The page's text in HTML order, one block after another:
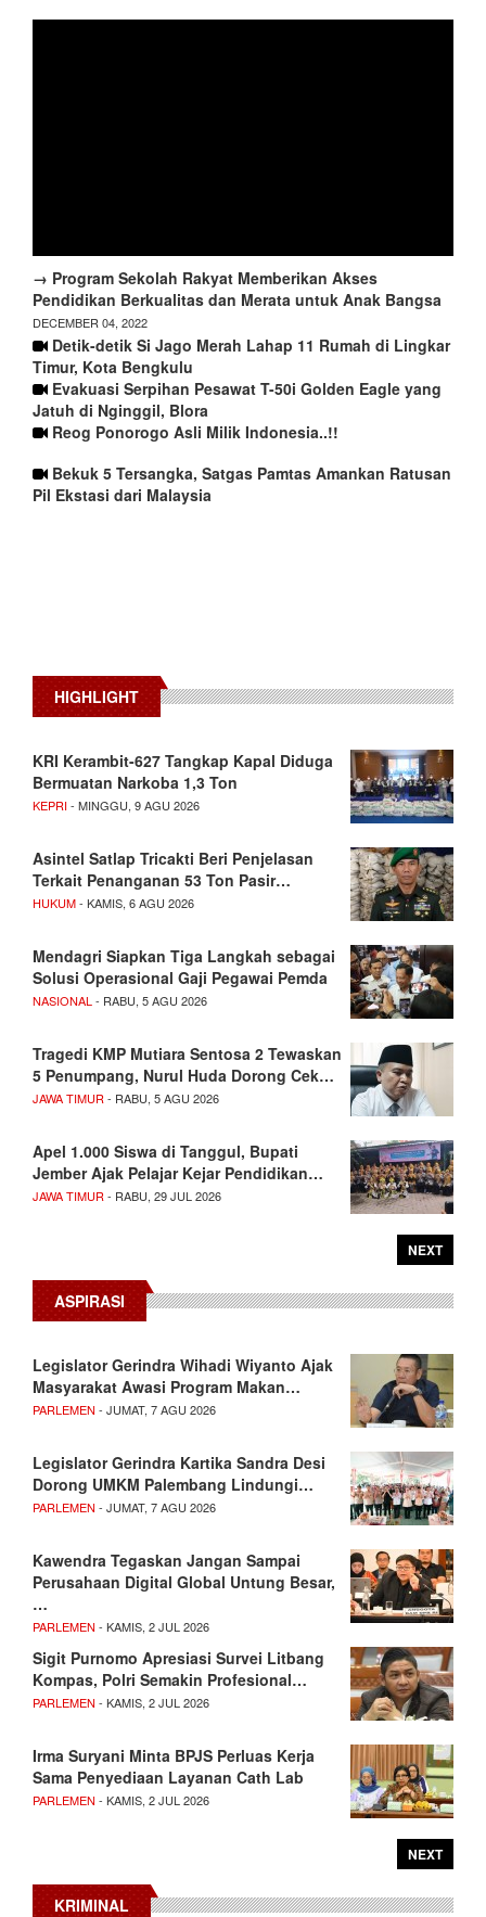
→ Program Sekolah Rakyat Memberikan Akses
Pendidikan Berkualitas dan Merata untuk Anak Bangsa
DECEMBER 04, 2022
Detik-detik Si Jago Merah Lahap 11 Rumah di Lingkar
Timur, Kota Bengkulu
Evakuasi Serpihan Pesawat T-50i Golden Eagle yang
Jatuh di Nginggil, Blora
Reog Ponorogo Asli Milik Indonesia..!!
Bekuk 5 Tersangka, Satgas Pamtas Amankan Ratusan
Pil Ekstasi dari Malaysia
HIGHLIGHT
KRI Kerambit-627 Tangkap Kapal Diduga
Bermuatan Narkoba 1,3 Ton
KEPRI- MINGGU, 9 AGU 2026
Asintel Satlap Tricakti Beri Penjelasan
Terkait Penanganan 53 Ton Pasir…
HUKUM- KAMIS, 6 AGU 2026
Mendagri Siapkan Tiga Langkah sebagai
Solusi Operasional Gaji Pegawai Pemda
NASIONAL - RABU, 5 AGU 2026
Tragedi KMP Mutiara Sentosa 2 Tewaskan
5 Penumpang, Nurul Huda Dorong Cek…
JAWA TIMUR - RABU, 5 AGU 2026
Apel 1.000 Siswa di Tanggul, Bupati
Jember Ajak Pelajar Kejar Pendidikan…
JAWA TIMUR - RABU, 29 JUL 2026
NEXT
ASPIRASI
Legislator Gerindra Wihadi Wiyanto Ajak
Masyarakat Awasi Program Makan…
PARLEMEN - JUMAT, 7 AGU 2026
Legislator Gerindra Kartika Sandra Desi
Dorong UMKM Palembang Lindungi…
PARLEMEN - JUMAT, 7 AGU 2026
Kawendra Tegaskan Jangan Sampai
Perusahaan Digital Global Untung Besar,
…
PARLEMEN - KAMIS, 2 JUL 2026
Sigit Purnomo Apresiasi Survei Litbang
Kompas, Polri Semakin Profesional…
PARLEMEN - KAMIS, 2 JUL 2026
Irma Suryani Minta BPJS Perluas Kerja
Sama Penyediaan Layanan Cath Lab
PARLEMEN - KAMIS, 2 JUL 2026
NEXT
KRIMINAL